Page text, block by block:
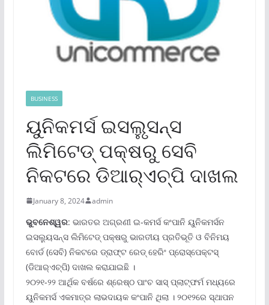
BUSINESS
ୟୁନିକମର୍ସ ଇସଲୁୃସନ୍ସ
ଲିମିଟେଡ୍ ପକ୍ଷରୁ ସେବି
ନିକଟରେ ଡିଆର୍‌ଏଚ୍‌ପି ଦାଖଲ
January 8, 2024 admin
ଭୁବନେଶ୍ୱର: ଭାରତର ଅଗ୍ରଣୀ ଇ-କମର୍ସ କଂପାନି ୟୁନିକମର୍ସନ
ଇସଲ୍ୟୁସନ୍ସ ଲିମିଟେଡ୍ ପକ୍ଷରୁ ଭାରତୀୟ ପ୍ରତିଭୂତି ଓ ବିନିମୟ
ବୋର୍ଡ (ସେବି) ନିକଟରେ ଡ୍ରାଫ୍‌ଟ ରେଡ୍ ହେରିଂ ପ୍ରୋସ୍‌ପେକ୍ଟସ୍
(ଡିଆର୍‌ଏଚ୍‌ପି) ଦାଖଲ କରାଯାଇଛି ।
୨୦୨୧-୨୨ ଆର୍ଥିକ ବର୍ଷରେ ଶ୍ରେଷ୍ଠ ପାଂଚ ସାସ୍ ପ୍ଲାଟ୍‌ଫର୍ମ ମଧ୍ୟରେ
ୟୁନିକମର୍ସ ଏକମାତ୍ର ଲାଭଦାୟକ କଂପାନି ଥିଲା । ୨୦୧୨ରେ ସ୍ଥାପନ